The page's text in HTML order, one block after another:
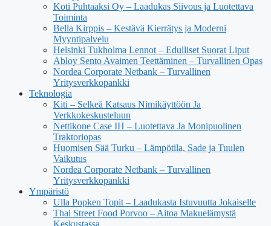
Koti Puhtaaksi Oy – Laadukas Siivous ja Luotettava
Toiminta
Bella Kirppis – Kestävä Kierrätys ja Moderni
Myyntipalvelu
Helsinki Tukholma Lennot – Edulliset Suorat Liput
Abloy Sento Avaimen Teettäminen – Turvallinen Opas
Nordea Corporate Netbank – Turvallinen
Yritysverkkopankki
Teknologia
Kiti – Selkeä Katsaus Nimikäyttöön Ja
Verkkokeskusteluun
Nettikone Case IH – Luotettava Ja Monipuolinen
Traktoriopas
Huomisen Sää Turku – Lämpötila, Sade ja Tuulen
Vaikutus
Nordea Corporate Netbank – Turvallinen
Yritysverkkopankki
Ympäristö
Ulla Popken Topit – Laadukasta Istuvuutta Jokaiselle
Thai Street Food Porvoo – Aitoa Makuelämystä
Keskustassa